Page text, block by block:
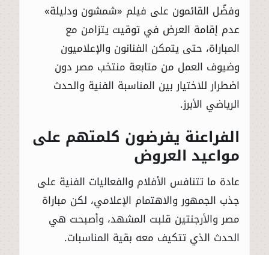
وفضّل القائمون على فيلم «شمشون ودليلة»
عدم إقامة العرض في توقيت يتزامن مع
المباراة، حتى يتمكن الفنانون والإعلاميون
وضيوف العمل من متابعة منتخب مصر دون
اضطرار للاختيار بين المناسبة الفنية والحدث
الرياضي الأبرز.
الفراعنة يفرضون كلمتهم على
مواعيد العروض
عادة ما تتنافس الأفلام والفعاليات الفنية على
جذب الجمهور والاهتمام الإعلامي، لكن مباراة
مصر والأرجنتين قلبت المشهد، وأصبحت هي
الحدث الذي تتكيف معه بقية المناسبات.